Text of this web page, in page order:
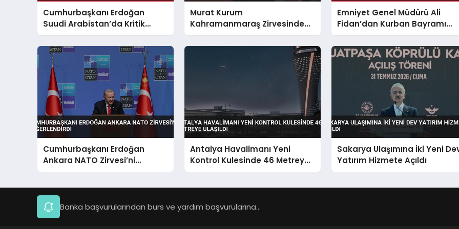
Cumhurbaşkanı Erdoğan
Suudi Arabistan’da Kritik
Zirveye Katılıyor
Murat Kurum
Kahramanmaraş Zirvesinde
Deprem Bölgesindeki
Çalışmaları Anlattı
Emniyet Genel Müdürü Ali
Fidan’dan Kurban Bayramı
Mesajı
Cumhurbaşkanı Erdoğan
Ankara NATO Zirvesi’ni
Değerlendirdi
Antalya Havalimanı Yeni
Kontrol Kulesinde 46 Metreye
Ulaşıldı
Sakarya Ulaşımına İki Yeni
Yatırım Hizmete Açıldı
Banka başvurularından burs ve yardım başvurularına...